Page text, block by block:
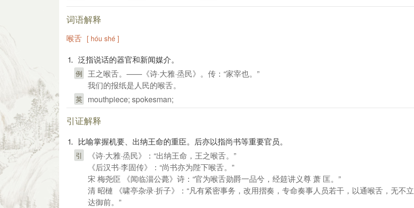
词语解释
喉舌 [ hóu shé ]
⒈ 泛指说话的器官和新闻媒介。
例
王之喉舌。——《诗·大雅·烝民》。传：“家宰也。”
我们的报纸是人民的喉舌。
英 mouthpiece; spokesman;
引证解释
⒈ 比喻掌握机要、出纳王命的重臣。后亦以指尚书等重要官员。
引
《诗·大雅·烝民》：“出纳王命，王之喉舌。”
《后汉书·李固传》：“尚书亦为陛下喉舌。”
宋 梅尧臣 《闻临淄公薨》诗：“官为喉舌勋爵一品兮，经筵讲义尊 萧 匡。”
清 昭槤 《啸亭杂录·折子》：“凡有紧密事务，改用摺奏，专命奏事人员若干，以通喉舌，无不立
达御前。”